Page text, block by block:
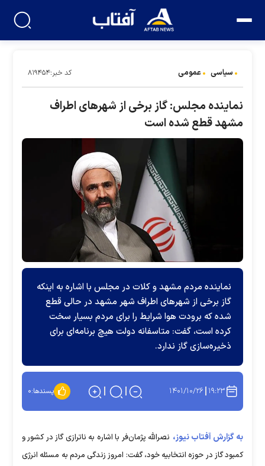
سیاسی عمومی کد خبر:۸۱۹۴۵۴
نماینده مجلس: گاز برخی از شهر‌های اطراف
مشهد قطع شده است
نماینده مردم مشهد و کلات در مجلس با اشاره به اینکه
گاز برخی از شهر‌های اطراف شهر مشهد در حالی قطع
شده که برودت هوا شرایط را برای مردم بسیار سخت
کرده است، گفت: متاسفانه دولت هیچ برنامه‌ای برای
ذخیره‌سازی گاز ندارد.
۱۹:۲۳ ۱۴۰۱/۱۰/۲۶ پسندها:۰
به گزارش آفتاب نیوز، نصرالله پژمان‌فر با اشاره به ناترازی گاز در کشور و
کمبود گاز در حوزه انتخابیه خود، گفت: امروز زندگی مردم به مسئله انرژی